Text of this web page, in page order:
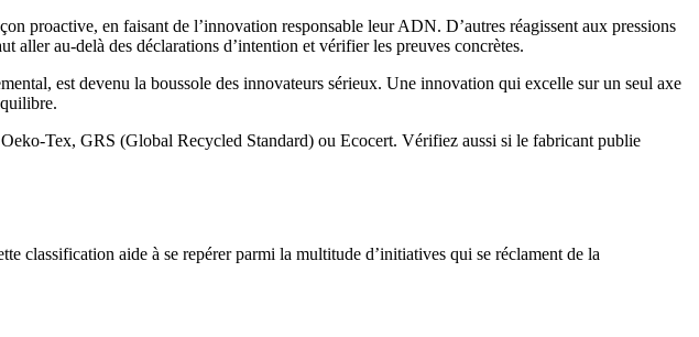
proactive, en faisant de l’innovation responsable leur ADN. D’autres réagissent aux pressions
aller au-delà des déclarations d’intention et vérifier les preuves concrètes.
est devenu la boussole des innovateurs sérieux. Une innovation qui excelle sur un seul axe
Tex, GRS (Global Recycled Standard) ou Ecocert. Vérifiez aussi si le fabricant publie
classification aide à se repérer parmi la multitude d’initiatives qui se réclament de la